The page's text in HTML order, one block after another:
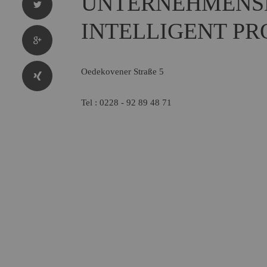
INTELLIGENT
Oedekovener Straße 5
Tel : 0228 - 92 89 48 71